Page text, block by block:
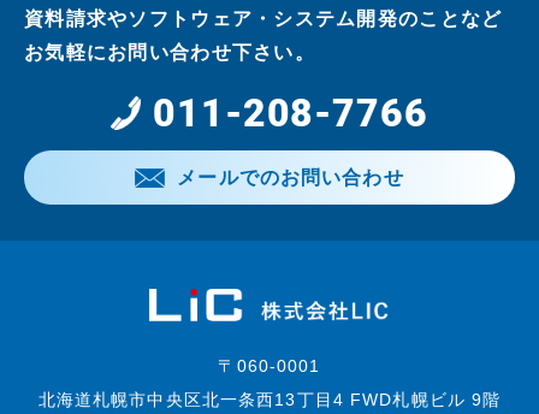
資料請求やソフトウェア・システム開発のことなど
お気軽にお問い合わせ下さい。
011-208-7766
メールでのお問い合わせ
〒060-0001
北海道札幌市中央区北一条西13丁目4 FWD札幌ビル 9階